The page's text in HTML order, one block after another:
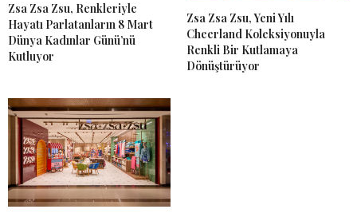
Zsa Zsa Zsu, Renkleriyle
Hayatı Parlatanların 8 Mart
Dünya Kadınlar Günü’nü
Kutluyor
Zsa Zsa Zsu, Yeni Yılı
Cheerland Koleksiyonuyla
Renkli Bir Kutlamaya
Dönüştürüyor